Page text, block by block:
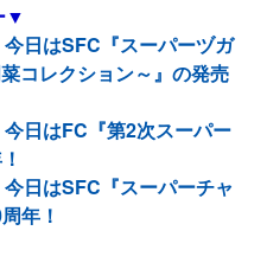
▼
今日はSFC『スーパーヅガ
コレクション～』の発売
今日はFC『第2次スーパー
日はSFC『スーパーチャ
年！